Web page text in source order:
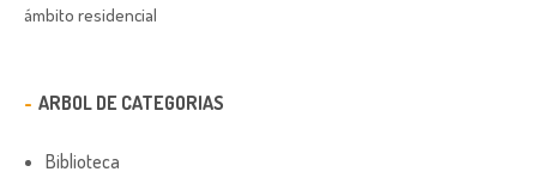
ámbito residencial
ARBOL DE CATEGORIAS
Biblioteca